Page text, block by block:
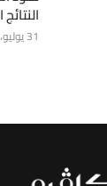
31 يوليو، 2026